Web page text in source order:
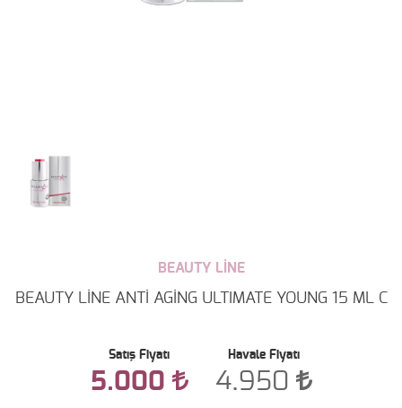
BEAUTY LİNE
BEAUTY LİNE ANTİ AGİNG ULTIMATE YOUNG 15 ML C
Satış Fiyatı
5.000
Havale Fiyatı
4.950